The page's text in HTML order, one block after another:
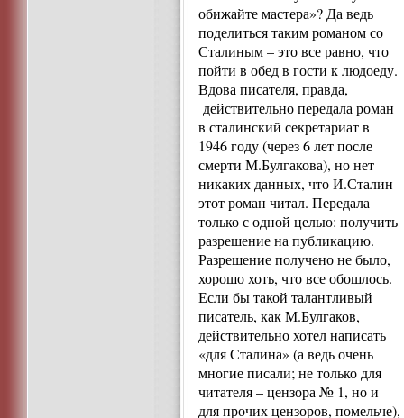
обижайте мастера»? Да ведь
поделиться таким романом со
Сталиным – это все равно, что
пойти в обед в гости к людоеду.
Вдова писателя, правда,
действительно передала роман
в сталинский секретариат в
1946 году (через 6 лет после
смерти М.Булгакова), но нет
никаких данных, что И.Сталин
этот роман читал. Передала
только с одной целью: получить
разрешение на публикацию.
Разрешение получено не было,
хорошо хоть, что все обошлось.
Если бы такой талантливый
писатель, как М.Булгаков,
действительно хотел написать
«для Сталина» (а ведь очень
многие писали; не только для
читателя – цензора № 1, но и
для прочих цензоров, помельче),